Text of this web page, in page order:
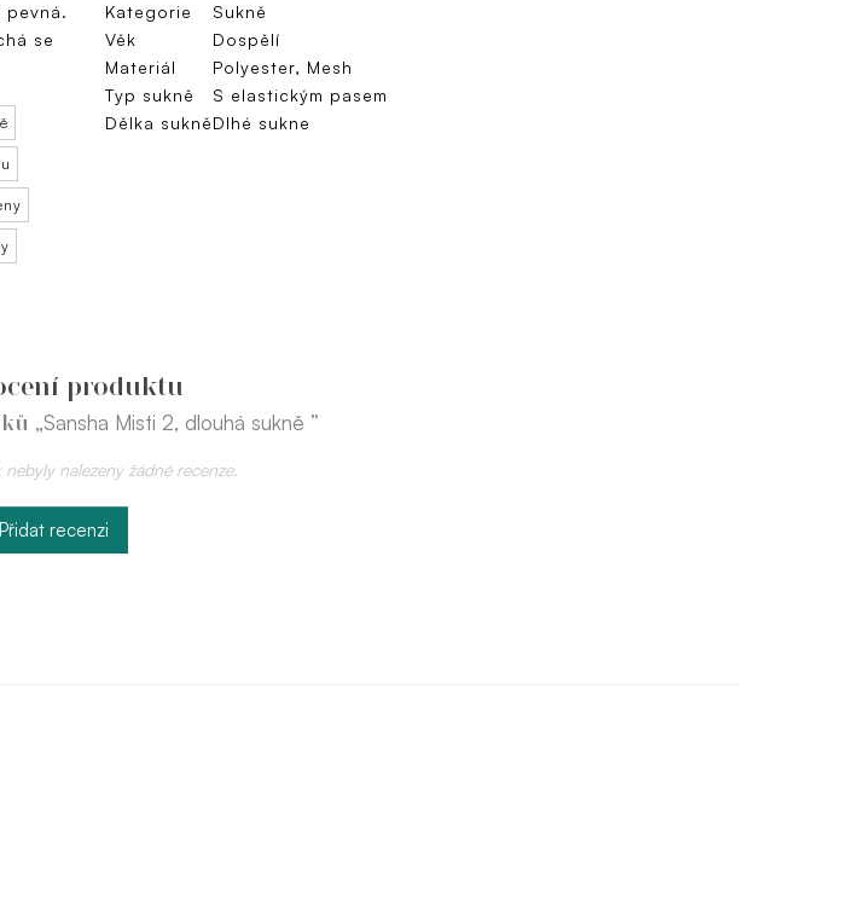
pevná.
se
Kategorie
Sukně
Věk
Dospělí
Materiál
Polyester, Mesh
Typ sukně
S elastickým pasem
Dělka sukněDlhé sukne
produktu
„Sansha Misti 2, dlouhá sukně ”
nalezeny žádné recenze.
Přidat recenzi